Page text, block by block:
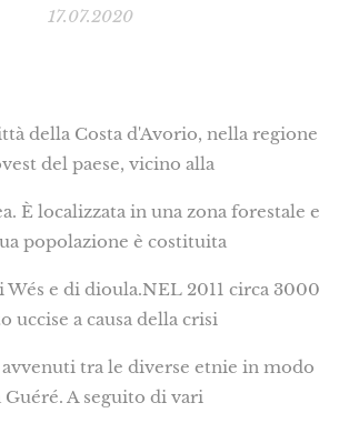
17.07.2020
della Costa d'Avorio, nella regione
del paese, vicino alla
È localizzata in una zona forestale e
popolazione è costituita
Wés e di dioula.NEL 2011 circa 3000
uccise a causa della crisi
tra le diverse etnie in modo
A seguito di vari